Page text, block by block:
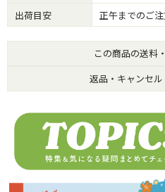
出荷目安
正午までのご注
この商品の送料
返品・キャンセ